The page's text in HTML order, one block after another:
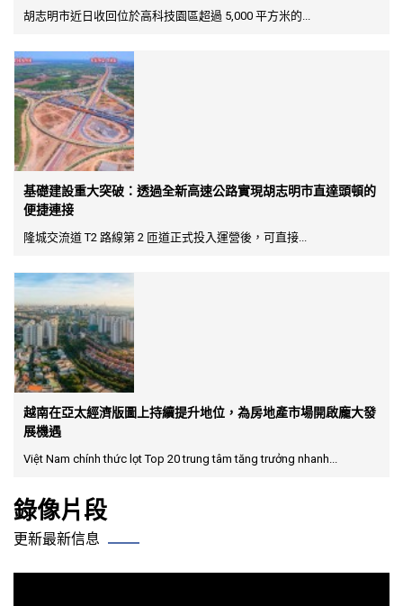
胡志明市近日收回位於高科技園區超過 5,000 平方米的...
基礎建設重大突破：透過全新高速公路實現胡志明市直達頭頓的
便捷連接
隆城交流道 T2 路線第 2 匝道正式投入運營後，可直接...
越南在亞太經濟版圖上持續提升地位，為房地產市場開啟龐大發
展機遇
Việt Nam chính thức lọt Top 20 trung tâm tăng trưởng nhanh...
錄像片段
更新最新信息